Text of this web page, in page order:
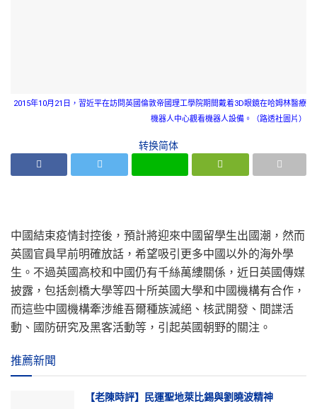
2015年10月21日，習近平在訪問英國倫敦帝國理工學院期間戴着3D眼鏡在哈姆林醫療
機器人中心觀看機器人設備。（路透社圖片）
转换简体
中國結束疫情封控後，預計將迎來中國留學生出國潮，然而
英國官員早前明確放話，希望吸引更多中國以外的海外學
生。不過英國高校和中國仍有千絲萬縷關係，近日英國傳媒
披露，包括劍橋大學等四十所英國大學和中國機構有合作，
而這些中國機構牽涉維吾爾種族滅絕、核武開發、間諜活
動、國防研究及黑客活動等，引起英國朝野的關注。
推薦新聞
【老陳時評】民運聖地萊比錫與劉曉波精神